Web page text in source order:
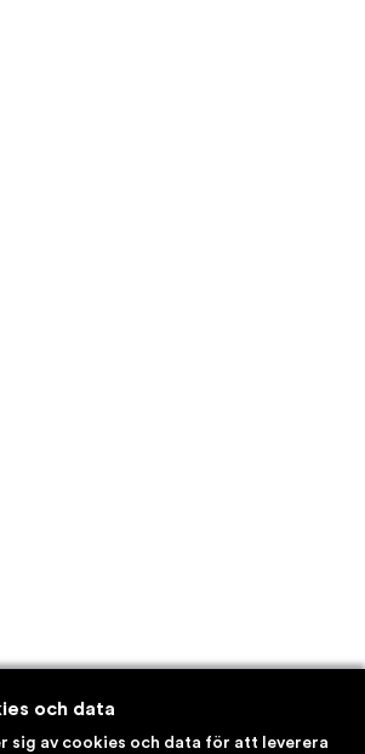
och data
sig av cookies och data för att leverera